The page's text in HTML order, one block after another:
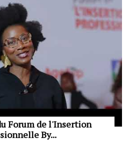
Forum de l'Insertion
By...